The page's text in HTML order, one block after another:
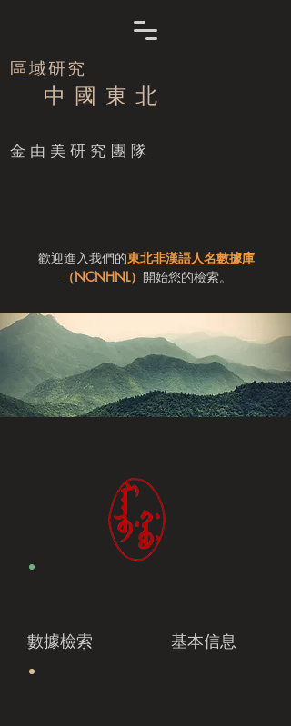
區域研究
中 國 東 北
​金由美研究團隊
歡迎進入我們的東北非漢語人名數據庫
（NCNHNL） 開始您的檢索。
數據檢索 基本信息